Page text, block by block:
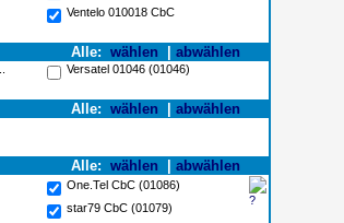
Ventelo 010018 CbC
Alle: wählen abwählen
Versatel 01046 (01046)
Alle: wählen abwählen
Alle: wählen abwählen
One.Tel CbC (01086)
star79 CbC (01079)